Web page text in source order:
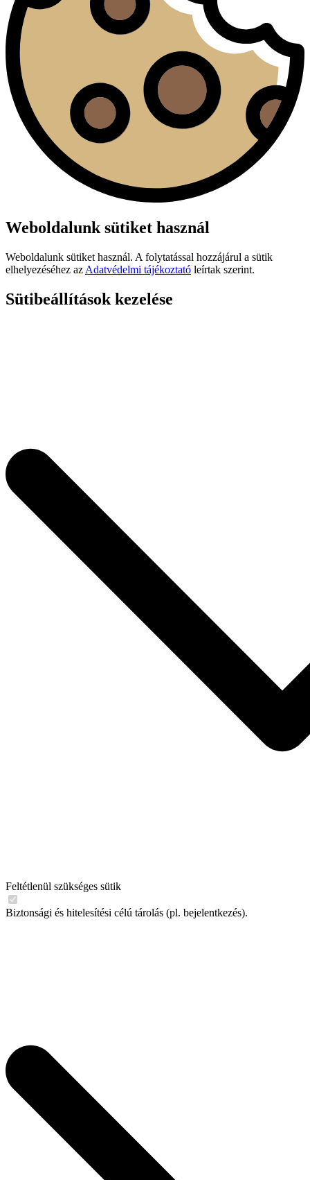
Weboldalunk sütiket használ
Weboldalunk sütiket használ. A folytatással hozzájárul a sütik
elhelyezéséhez az Adatvédelmi tájékoztató leírtak szerint.
Sütibeállítások kezelése
Feltétlenül szükséges sütik
Biztonsági és hitelesítési célú tárolás (pl. bejelentkezés).